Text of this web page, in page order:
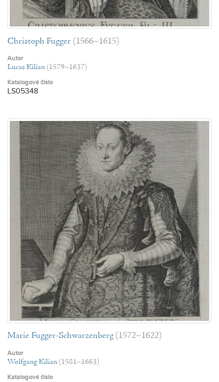
Christoph Fugger (1566–1615)
Autor
Lucas Kilian (1579–1637)
Katalogové číslo
LS05348
Marie Fugger-Schwarzenberg (1572–1622)
Autor
Wolfgang Kilian (1581–1663)
Katalogové číslo